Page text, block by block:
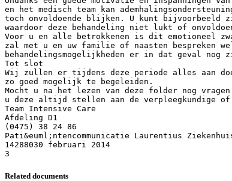
en het medisch team kan
toch onvoldoende blijken. U kunt bijvoorbeeld
waardoor deze behandeling niet lukt of
Voor u en alle betrokkenen is dit emotioneel
zal met u en uw familie of naasten bespreken
behandelingsmogelijkheden er in dat geval nog
Tot slot
Wij zullen er tijdens deze periode alles aan
zo goed mogelijk te begeleiden.
Mocht u na het lezen van deze folder nog vragen
u deze altijd stellen aan de verpleegkundige
Team Intensive Care
Afdeling D1
(0475) 38 24 86
Pati&euml;ntencommunicatie Laurentius
14288030 februari 2014
Related documents